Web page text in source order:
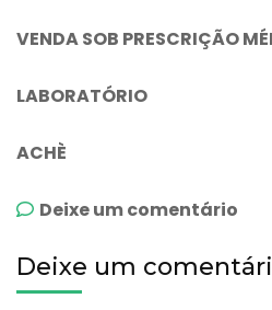
VENDA SOB PRESCRIÇÃO
LABORATÓRIO
ACHÈ
Deixe um comentário
Deixe um